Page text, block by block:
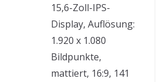
15,6-Zoll-IPS-
Display, Auflösung:
1.920 x 1.080
Bildpunkte,
mattiert, 16:9, 141